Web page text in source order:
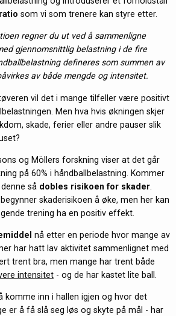
som vi som trenere kan styre etter.
regner du ut ved å sammenligne
gjennomsnittlig belastning i de fire
defineres som summen av
av både mengde og intensitet.
vil det i mange tilfeller være positivt
Men hva hvis økningen skjer
skade, ferier eller andre pauser slik
og Möllers forskning viser at det går
på 60% i håndballbelastning. Kommer
så dobles risikoen for skader.
skaderisikoen å øke, men her kan
trening ha en positiv effekt.
nå etter en periode hvor mange av
har hatt lav aktivitet sammenlignet med
trent bra, men mange har trent både
intensitet- og de har kastet lite ball.
komme inn i hallen igjen og hvor det
er å få slå seg løs og skyte på mål - har